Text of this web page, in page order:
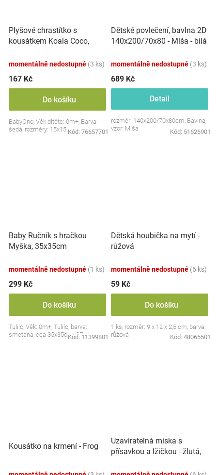
Plyšové chrastítko s
kousátkem Koala Coco,
momentálně nedostupné (3 ks)
167 Kč
Do košíku
BabyOno, Věk dítěte: 0m+, Barva:
šedá, rozměry: 15x15 cm.
Kód: 76657701
Dětské povlečení, bavlna 2D
140x200/70x80 - Míša - bílá
momentálně nedostupné (3 ks)
689 Kč
Detail
rozměr: 140x200/70x80cm, Bavlna,
vzor: Míša
Kód: 51626901
Baby Ručník s hračkou
Myška, 35x35cm
momentálně nedostupné (1 ks)
299 Kč
Do košíku
Tulilo, Věk: 0m+, Tulilo, barva:
smetana, cca 35x35cm, CE
Kód: 11399801
Dětská houbička na mytí -
růžová
momentálně nedostupné (6 ks)
59 Kč
Do košíku
1 ks, rozměr: 9 x 12 x 2,5 cm, barva:
růžová
Kód: 48065501
Kousátko na krmení - Frog
Uzaviratelná miska s
přísavkou a lžičkou - žlutá,